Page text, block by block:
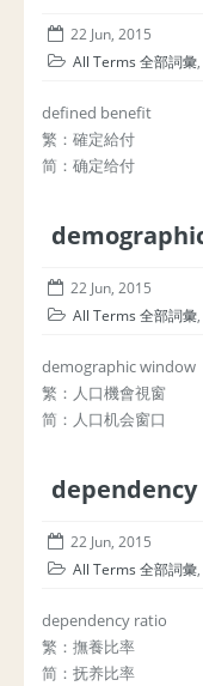
22 Jun, 2015
All Terms 全部詞彙,
defined benefit
繁：確定給付
简：确定给付
22 Jun, 2015
All Terms 全部詞彙,
demographic window
繁：人口機會視窗
简：人口机会窗口
dependency
22 Jun, 2015
All Terms 全部詞彙,
dependency ratio
繁：撫養比率
简：抚养比率